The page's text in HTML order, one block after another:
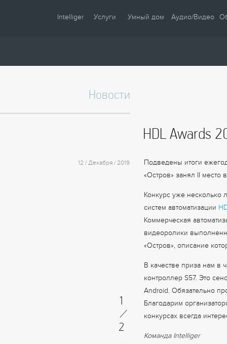
Intelliger
Партнеры
Услуги
Монтаж
Настройка
Умный дом
Управление
Климат
Аудио / Видео
Энергосбережение
Аудио/Видео
Новости
HDL Awards
12 / Декабря / 2019
Подведены итоги
«Остров» занял II место
Конкурс уже несколько
систем автоматизации
Коммерческая
видеоролики
«Остров», описание
В качестве приза нам в
контроллер S57. Это
Android. Обязательно
Благодарим
конкурсах всегда
Команда Intelliger
1
/
2